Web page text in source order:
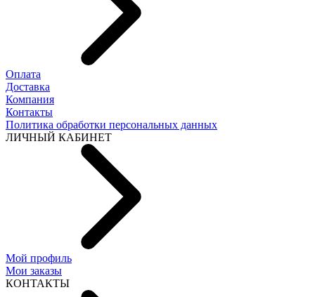
Оплата
Доставка
Компания
Контакты
Политика обработки персональных данных
ЛИЧНЫЙ КАБИНЕТ
Мой профиль
Мои заказы
КОНТАКТЫ